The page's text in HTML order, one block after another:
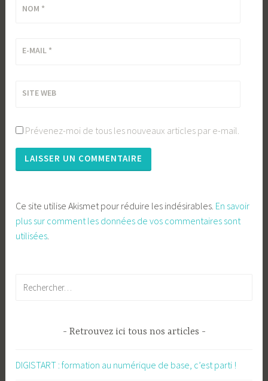
NOM *
E-MAIL *
SITE WEB
Prévenez-moi de tous les nouveaux articles par e-mail.
Ce site utilise Akismet pour réduire les indésirables. En savoir
plus sur comment les données de vos commentaires sont
utilisées
Retrouvez ici tous nos articles
DIGISTART : formation au numérique de base, c’est parti !